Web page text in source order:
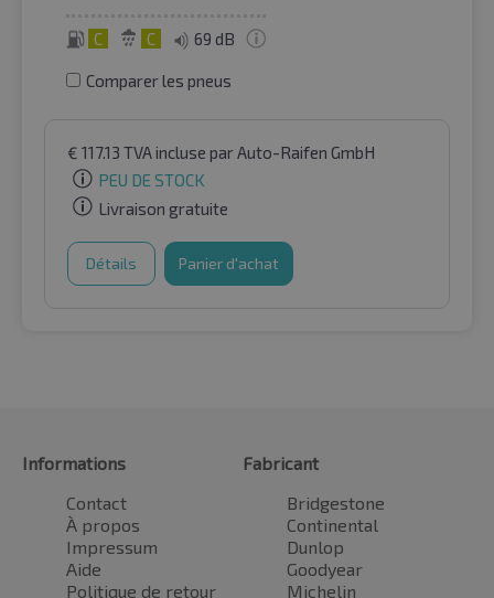
C C 69 dB
Comparer les pneus
€ 117.13 TVA incluse par Auto-Raifen GmbH
PEU DE STOCK
Livraison gratuite
Détails Panier d'achat
Informations
Contact
À propos
Impressum
Aide
Politique de retour
Fabricant
Bridgestone
Continental
Dunlop
Goodyear
Michelin